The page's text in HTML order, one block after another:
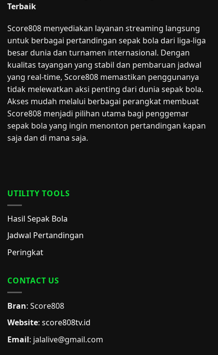
Terbaik
Score808 menyediakan layanan streaming langsung
untuk berbagai pertandingan sepak bola dari liga-liga
besar dunia dan turnamen internasional. Dengan
kualitas tayangan yang stabil dan pembaruan jadwal
yang real-time, Score808 memastikan penggunanya
tidak melewatkan aksi penting dari dunia sepak bola.
Akses mudah melalui berbagai perangkat membuat
Score808 menjadi pilihan utama bagi penggemar
sepak bola yang ingin menonton pertandingan kapan
saja dan di mana saja.
UTILITY TOOLS
Hasil Sepak Bola
Jadwal Pertandingan
Peringkat
CONTACT US
Bran: Score808
Website: score808tv.id
Email: jalalive@gmail.com